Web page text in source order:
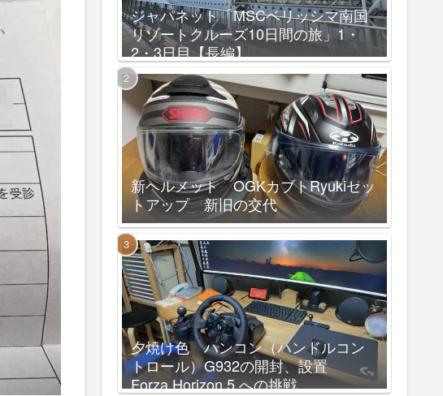
ジャパネット「MSCベリッシマ南国
リゾートクルーズ10日間の旅」1・
2・3日目【長編】
新ヘルメット OGKカブトRyukiセッ
トアップ 新旧の交代
夕焼け色 ハンコン（ハンドルコン
トロール）G932の開封、設置
Forza Horizon 5 への挑戦